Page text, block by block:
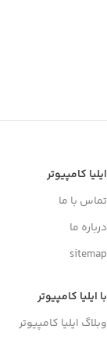
ایلیا کامپیوتر
تماس با ما
درباره ما
sitemap
با ایلیا کامپیوتر
وبلاگ ایلیا کامپیوتر